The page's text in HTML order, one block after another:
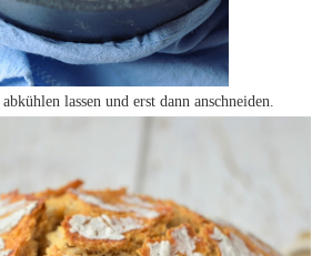
lassen und erst dann anschneiden.